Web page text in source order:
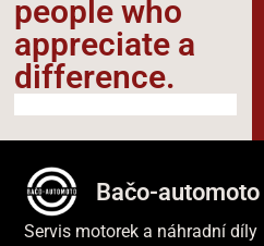
people who
appreciate a
difference.​
Bačo-automoto
Servis motorek a náhradní díly